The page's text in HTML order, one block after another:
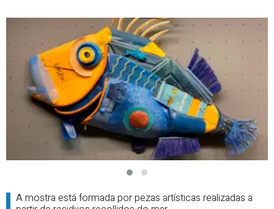
A mostra está formada por pezas artísticas realizadas a